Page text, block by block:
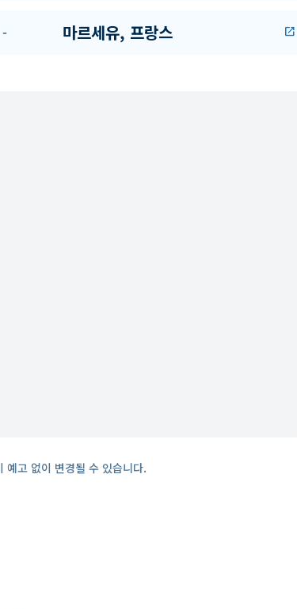
- 마르세유, 프랑스 open_in_new
예고 없이 변경될 수 있습니다.